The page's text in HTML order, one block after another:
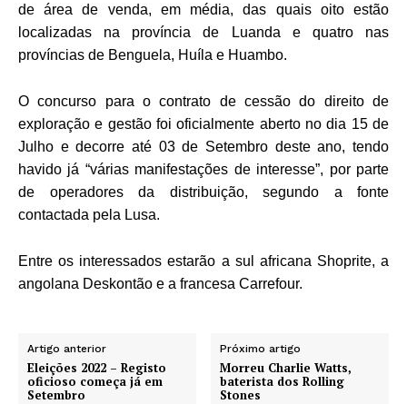
de área de venda, em média, das quais oito estão
localizadas na província de Luanda e quatro nas
províncias de Benguela, Huíla e Huambo.
O concurso para o contrato de cessão do direito de
exploração e gestão foi oficialmente aberto no dia 15 de
Julho e decorre até 03 de Setembro deste ano, tendo
havido já “várias manifestações de interesse”, por parte
de operadores da distribuição, segundo a fonte
contactada pela Lusa.
Entre os interessados estarão a sul africana Shoprite, a
angolana Deskontão e a francesa Carrefour.
Artigo anterior
Eleições 2022 – Registo
oficioso começa já em
Setembro
Próximo artigo
Morreu Charlie Watts,
baterista dos Rolling
Stones